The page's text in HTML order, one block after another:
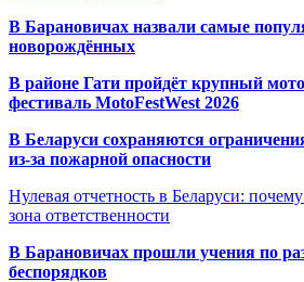
В Барановичах назвали самые
новорождённых
В районе Гати пройдёт крупный
фестиваль MotoFestWest 2026
В Беларуси сохраняются
из-за пожарной опасности
Нулевая отчетность в Беларуси:
зона ответственности
В Барановичах прошли учения по
беспорядков